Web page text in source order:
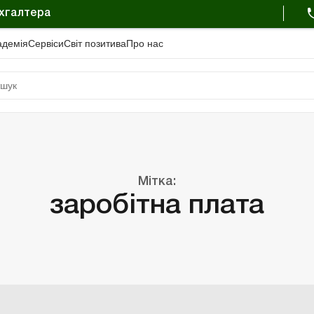
СервісиСвiт позитиваПро нас
Мітка:
заробітна плата